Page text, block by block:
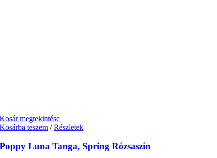
Kosár megtekintése
Kosárba teszem / Részletek
Poppy Luna Tanga, Spring Rózsaszín